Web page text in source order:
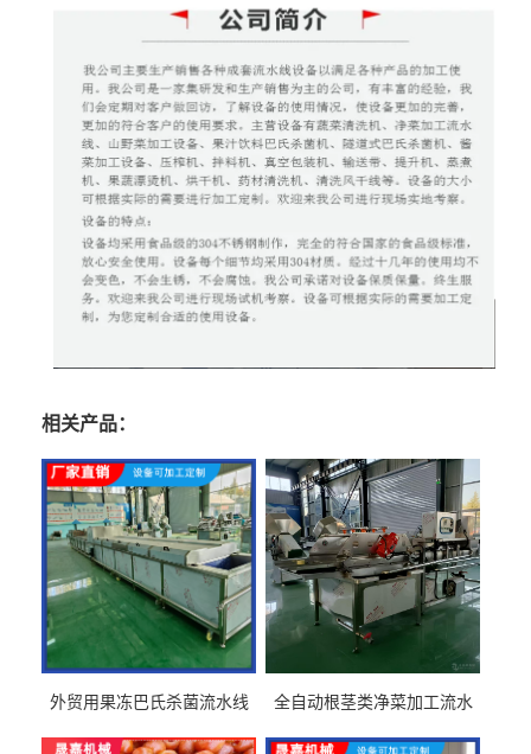
相关产品：
外贸用果冻巴氏杀菌流水线
全自动根茎类净菜加工流水